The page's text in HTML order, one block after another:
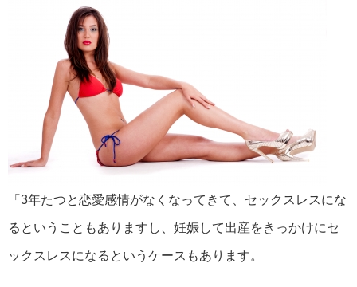
「3年たつと恋愛感情がなくなってきて、セックスレスにな
るということもありますし、妊娠して出産をきっかけにセ
ックスレスになるというケースもあります。